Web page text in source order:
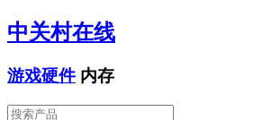
中关村在线
游戏硬件 内存